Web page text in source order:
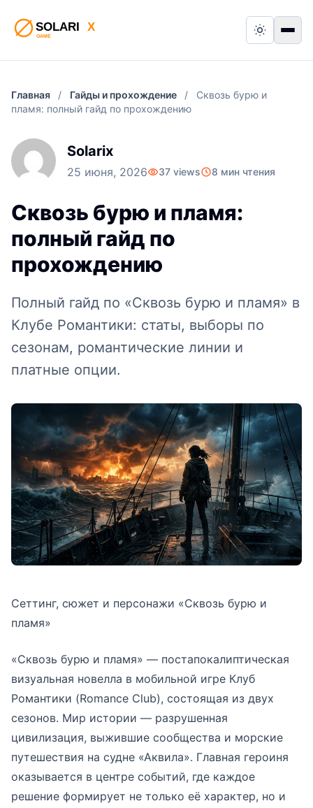
Switch to
Главная / Гайды и прохождение /
Сквозь бурю и
пламя: полный гайд по прохождению
Solarix
25 июня, 2026 37 views 8 мин чтения
Сквозь бурю и пламя:
полный гайд по
прохождению
Полный гайд по «Сквозь бурю и пламя» в
Клубе Романтики: статы, выборы по
сезонам, романтические линии и
платные опции.
Сеттинг, сюжет и персонажи «Сквозь бурю и
пламя»
«Сквозь бурю и пламя» — постапокалиптическая
визуальная новелла в мобильной игре Клуб
Романтики (Romance Club), состоящая из двух
сезонов. Мир истории — разрушенная
цивилизация, выжившие сообщества и морские
путешествия на судне «Аквила». Главная героиня
оказывается в центре событий, где каждое
решение формирует не только её характер, но и